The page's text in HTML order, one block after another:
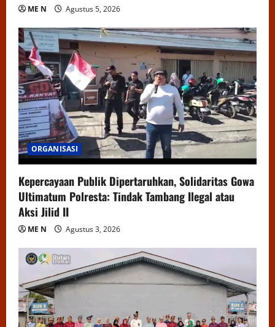
ME N Agustus 5, 2026
ORGANISASI
Kepercayaan Publik Dipertaruhkan, Solidaritas Gowa
Ultimatum Polresta: Tindak Tambang Ilegal atau
Aksi Jilid II
ME N Agustus 3, 2026